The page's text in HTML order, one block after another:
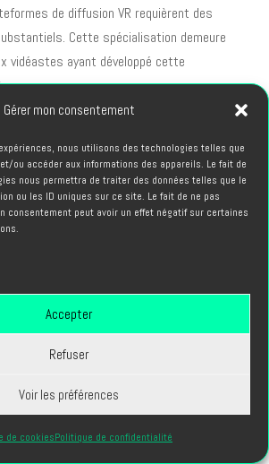
Gérer mon consentement
nous utilisons des technologies telles que
ou accéder aux informations des appareils. Le fait de
nous permettra de traiter des données telles que le
ou les ID uniques sur ce site. Le fait de ne pas
consentement peut avoir un effet négatif sur certaines
Accepter
Refuser
Voir les préférences
de cookiesPolitique de confidentialité
de diffusion VR requièrent des
Cette spécialisation demeure
vidéastes ayant développé cette
géographique et
influence plusieurs dimensions
Travailler avec un vidéaste paris
spécifiques pour les projets réalisés
du territoire parisien
lieux, les contraintes réglementaires
attractifs, les horaires
les foules et les démarches
à la ville.